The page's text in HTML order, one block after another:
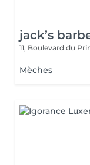
jack’s
11, Boulevard du
Mèches